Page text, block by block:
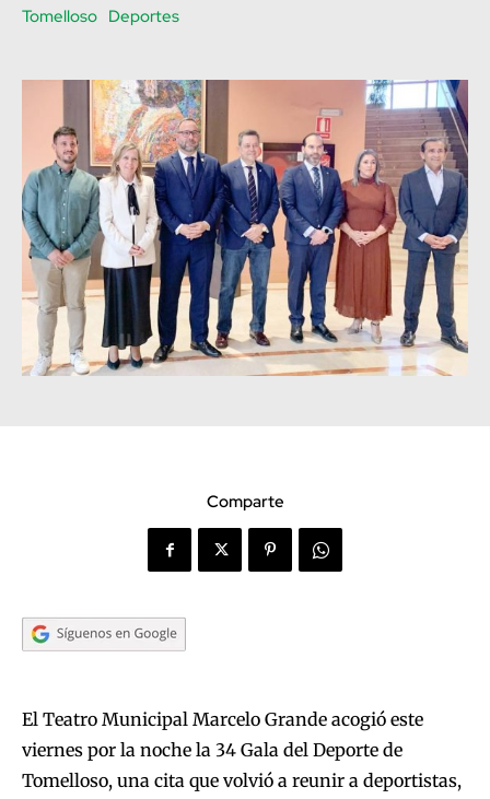
Tomelloso Deportes
Comparte
El Teatro Municipal Marcelo Grande acogió este
viernes por la noche la 34 Gala del Deporte de
Tomelloso, una cita que volvió a reunir a deportistas,